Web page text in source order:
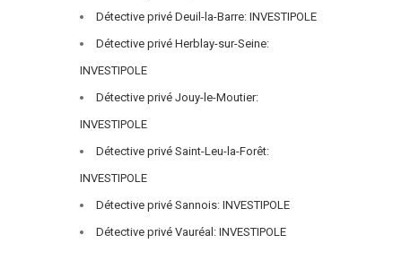
Détective privé Deuil-la-Barre: INVESTIPOLE
Détective privé Herblay-sur-Seine:
INVESTIPOLE
Détective privé Jouy-le-Moutier:
INVESTIPOLE
Détective privé Saint-Leu-la-Forêt:
INVESTIPOLE
Détective privé Sannois: INVESTIPOLE
Détective privé Vauréal: INVESTIPOLE